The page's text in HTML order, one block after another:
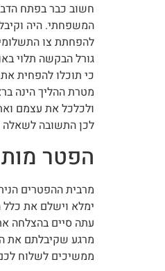
חשוב כבר בפתח
המשפחתי. היה
להפחתת צו
גורל הבקשה תלוי
כי תוכלו להפחית
מטרת ההליך הינה
ולכלכל את עצמם
לכן התשובה לשאלה
הפטר
מרבית ההפטרים
ימלא וישלם את כלל
עתה סיים בהצלחה
מרגע שקיבלתם את
ממשיכים לשלוח